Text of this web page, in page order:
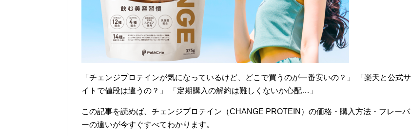
「チェンジプロテインが気になっているけど、どこで買うのが一番安いの？」 「楽天と公式サ
イトで値段は違うの？」 「定期購入の解約は難しくないか心配…」
この記事を読めば、チェンジプロテイン（CHANGE PROTEIN）の価格・購入方法・フレーバ
ーの違いが今すぐすべてわかります。